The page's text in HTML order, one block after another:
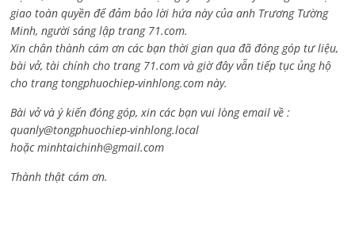
giao toàn quyền để đảm bảo lời hứa này của anh Trương Tường
Minh, người sáng lập trang 71.com.
Xin chân thành cám ơn các bạn thời gian qua đã đóng góp tư liệu,
bài vở, tài chính cho trang 71.com và giờ đây vẫn tiếp tục ủng hộ
cho trang tongphuochiep-vinhlong.com này.
Bài vở và ý kiến đóng góp, xin các bạn vui lòng email về :
quanly@tongphuochiep-vinhlong.local
hoặcminhtaichinh@gmail.com
Thành thật cám ơn.